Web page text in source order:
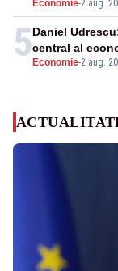
Economie-2 aug.
5 Economie-2 aug.
Daniel
central al